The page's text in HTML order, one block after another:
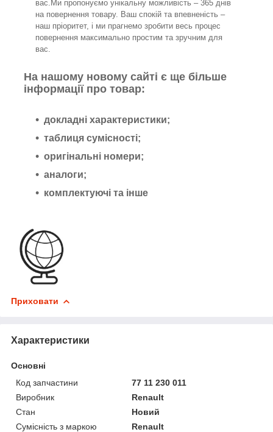
вас.Ми пропонуємо унікальну можливість – 365 днів
на повернення товару. Ваш спокій та впевненість –
наш пріоритет, і ми прагнемо зробити весь процес
повернення максимально простим та зручним для
вас.
На нашому новому сайті є ще більше
інформації про товар:
докладні характеристики;
таблиця сумісності;
оригінальні номери;
аналоги;
комплектуючі та інше
Приховати
Характеристики
Основні
Код запчастини
77 11 230 011
Виробник
Renault
Стан
Новий
Сумісність з маркою
Renault